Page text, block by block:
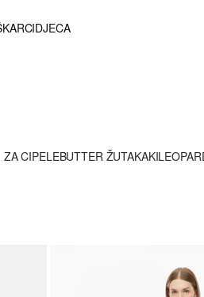
DJECA
ZA CIPELEBUTTER ŽUTAKAKI